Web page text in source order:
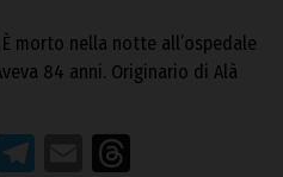
È morto nella notte all’ospedale
84 anni. Originario di Alà
WhatsApp
Telegram
Email